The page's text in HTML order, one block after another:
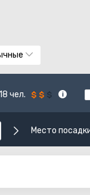
чел.
Место